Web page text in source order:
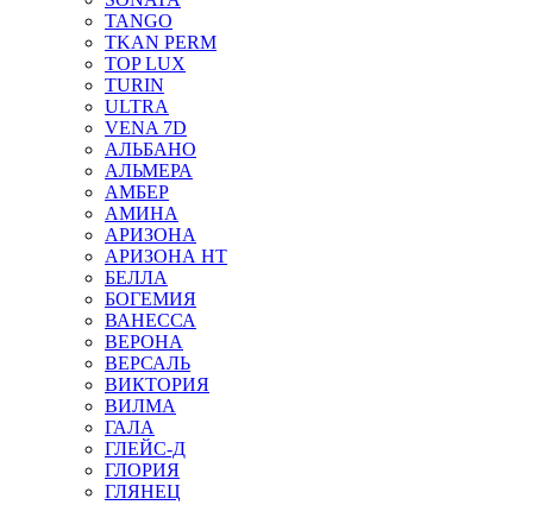
TANGO
TKAN PERM
TOP LUX
TURIN
ULTRA
VENA 7D
АЛЬБАНО
АЛЬМЕРА
АМБЕР
АМИНА
АРИЗОНА
АРИЗОНА НТ
БЕЛЛА
БОГЕМИЯ
ВАНЕССА
ВЕРОНА
ВЕРСАЛЬ
ВИКТОРИЯ
ВИЛМА
ГАЛА
ГЛЕЙС-Д
ГЛОРИЯ
ГЛЯНЕЦ